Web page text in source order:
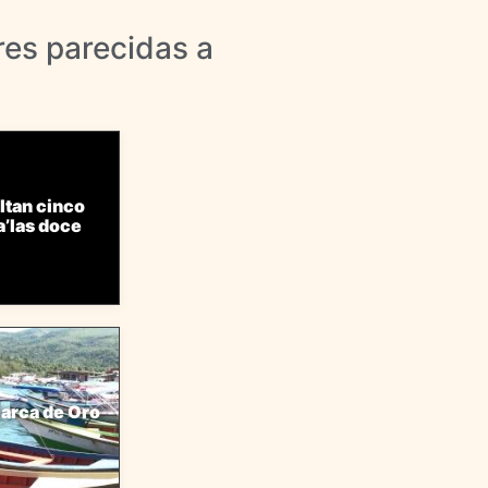
parecidas a
cinco
doce
de Oro